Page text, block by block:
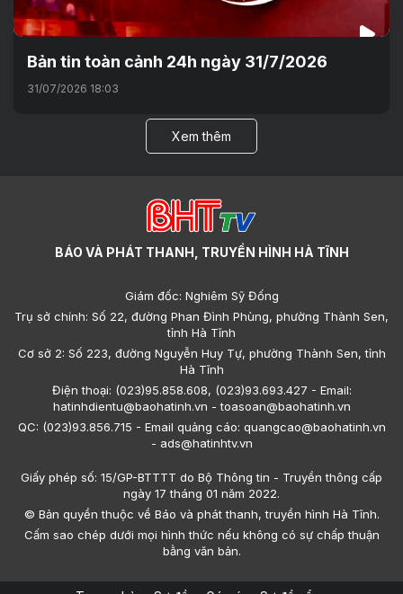
Bản tin toàn cảnh 24h ngày 31/7/2026
31/07/2026 18:03
Xem thêm
BÁO VÀ PHÁT THANH, TRUYỀN HÌNH HÀ TĨNH
Giám đốc: Nghiêm Sỹ Đống
Trụ sở chính: Số 22, đường Phan Đình Phùng, phường Thành Sen,
tỉnh Hà Tĩnh
Cơ sở 2: Số 223, đường Nguyễn Huy Tự, phường Thành Sen, tỉnh
Hà Tĩnh
Điện thoại: (023)95.858.608, (023)93.693.427 - Email:
hatinhdientu@baohatinh.vn - toasoan@baohatinh.vn
QC: (023)93.856.715 - Email quảng cáo: quangcao@baohatinh.vn
- ads@hatinhtv.vn
Giấy phép số: 15/GP-BTTTT do Bộ Thông tin - Truyền thông cấp
ngày 17 tháng 01 năm 2022.
© Bản quyền thuộc về Báo và phát thanh, truyền hình Hà Tĩnh.
Cấm sao chép dưới mọi hình thức nếu không có sự chấp thuận
bằng văn bản.